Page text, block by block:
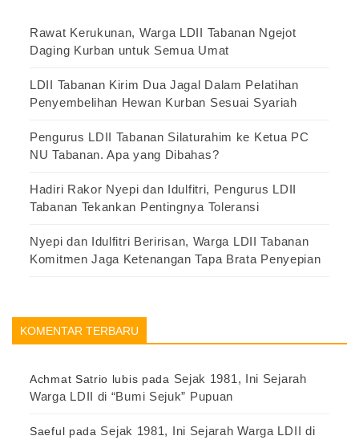
Rawat Kerukunan, Warga LDII Tabanan Ngejot
Daging Kurban untuk Semua Umat
LDII Tabanan Kirim Dua Jagal Dalam Pelatihan
Penyembelihan Hewan Kurban Sesuai Syariah
Pengurus LDII Tabanan Silaturahim ke Ketua PC
NU Tabanan. Apa yang Dibahas?
Hadiri Rakor Nyepi dan Idulfitri, Pengurus LDII
Tabanan Tekankan Pentingnya Toleransi
Nyepi dan Idulfitri Beririsan, Warga LDII Tabanan
Komitmen Jaga Ketenangan Tapa Brata Penyepian
KOMENTAR TERBARU
Achmat Satrio lubis pada Sejak 1981, Ini Sejarah
Warga LDII di “Bumi Sejuk” Pupuan
Saeful pada Sejak 1981, Ini Sejarah Warga LDII di